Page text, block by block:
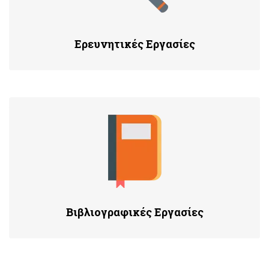
Ερευνητικές Εργασίες
Βιβλιογραφικές Εργασίες